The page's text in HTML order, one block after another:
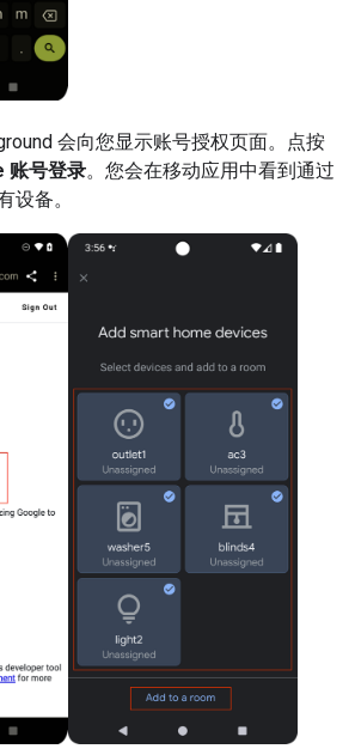
会向您显示账号授权页面。点按
账号登录。您会在移动应用中看到通过
设备。